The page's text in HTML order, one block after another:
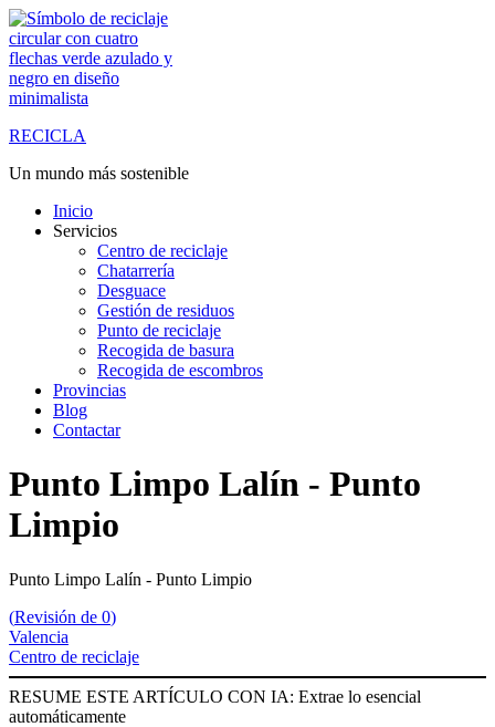
Saltar
al
contenido
RECICLA
Un mundo más sostenible
Inicio
Servicios
Centro de reciclaje
Chatarrería
Desguace
Gestión de residuos
Punto de reciclaje
Recogida de basura
Recogida de escombros
Provincias
Blog
Contactar
Punto Limpo Lalín - Punto
Limpio
Punto Limpo Lalín - Punto Limpio
(Revisión de 0)
Valencia
Centro de reciclaje
RESUME ESTE ARTÍCULO CON IA: Extrae lo esencial
automáticamente